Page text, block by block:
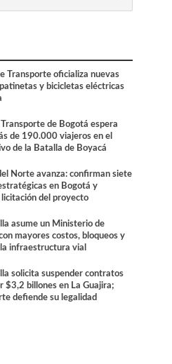
Transporte oficializa nuevas
y bicicletas eléctricas
de Bogotá espera
de 190.000 viajeros en el
de la Batalla de Boyacá
Norte avanza: confirman siete
en Bogotá y
licitación del proyecto
asume un Ministerio de
mayores costos, bloqueos y
infraestructura vial
solicita suspender contratos
$3,2 billones en La Guajira;
defiende su legalidad